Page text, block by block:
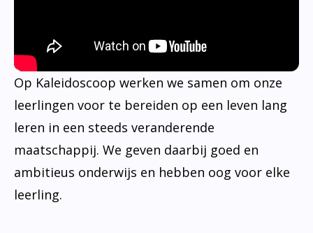
Op Kaleidoscoop werken we samen om onze
leerlingen voor te bereiden op een leven lang
leren in een steeds veranderende
maatschappij. We geven daarbij goed en
ambitieus onderwijs en hebben oog voor elke
leerling.